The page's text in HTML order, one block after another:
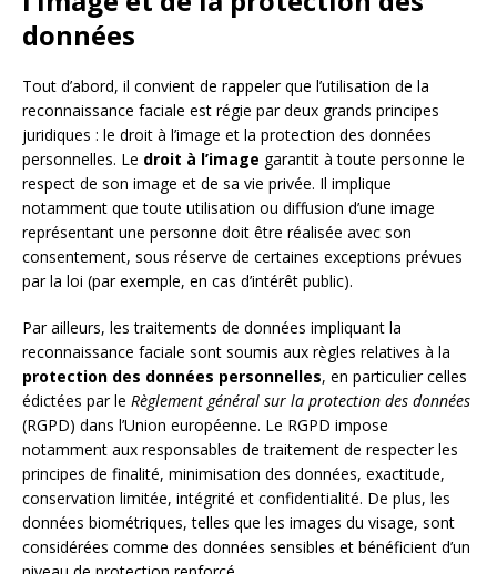
données
Tout d’abord, il convient de rappeler que l’utilisation de la
reconnaissance faciale est régie par deux grands principes
juridiques : le droit à l’image et la protection des données
personnelles. Le droit à l’image garantit à toute personne le
respect de son image et de sa vie privée. Il implique
notamment que toute utilisation ou diffusion d’une image
représentant une personne doit être réalisée avec son
consentement, sous réserve de certaines exceptions prévues
par la loi (par exemple, en cas d’intérêt public).
Par ailleurs, les traitements de données impliquant la
reconnaissance faciale sont soumis aux règles relatives à la
protection des données personnelles, en particulier celles
édictées par le Règlement général sur la protection des données
(RGPD) dans l’Union européenne. Le RGPD impose
notamment aux responsables de traitement de respecter les
principes de finalité, minimisation des données, exactitude,
conservation limitée, intégrité et confidentialité. De plus, les
données biométriques, telles que les images du visage, sont
considérées comme des données sensibles et bénéficient d’un